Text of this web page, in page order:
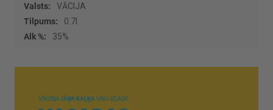
Vairāk
informācijas
VĀCIJA
0.7l
35%